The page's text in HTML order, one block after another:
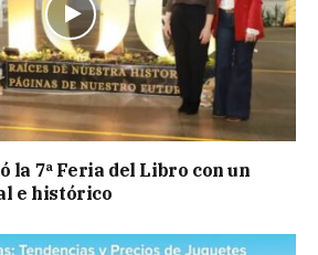
la 7ª Feria del Libro con un
e histórico